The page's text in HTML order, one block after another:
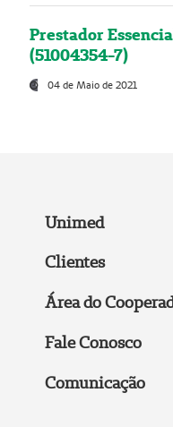
Prestador
(51004354-7)
04 de Maio de 2021
Unimed
Clientes
Área do
Fale Conosco
Comunicação